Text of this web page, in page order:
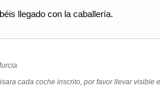
llegado con la caballería.
cada coche inscrito, por favor llevar